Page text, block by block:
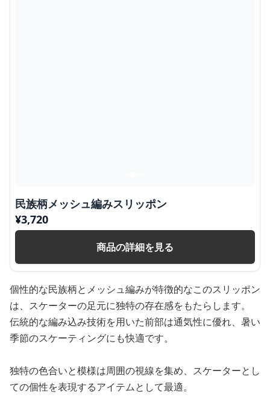
民族柄メッシュ編みスリッポン
¥3,720
商品の詳細を見る
個性的な民族柄とメッシュ編みが特徴的なこのスリッポン
は、スケーターの足元に独特の存在感をもたらします。
伝統的な編み込み技術を用いた前部は通気性に優れ、暑い
季節のスケーティングにも快適です。
独特の色合いと模様は周囲の視線を集め、スケーターとし
ての個性を表現するアイテムとして最適。